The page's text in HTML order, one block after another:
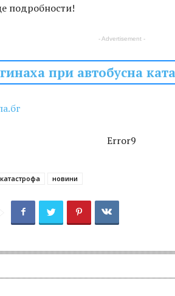
подробности!
- Advertisement -
при автобусна
Error9
катастрофа новини